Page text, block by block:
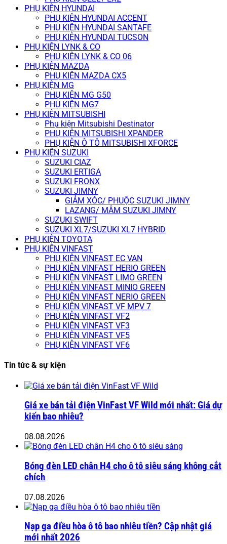
PHỤ KIỆN HYUNDAI
PHỤ KIỆN HYUNDAI ACCENT
PHỤ KIỆN HYUNDAI SANTAFE
PHỤ KIỆN HYUNDAI TUCSON
PHỤ KIỆN LYNK & CO
PHỤ KIỆN LYNK & CO 06
PHỤ KIỆN MAZDA
PHỤ KIỆN MAZDA CX5
PHỤ KIỆN MG
PHỤ KIỆN MG G50
PHỤ KIỆN MG7
PHỤ KIỆN MITSUBISHI
Phụ kiện Mitsubishi Destinator
PHỤ KIỆN MITSUBISHI XPANDER
PHỤ KIỆN Ô TÔ MITSUBISHI XFORCE
PHỤ KIỆN SUZUKI
SUZUKI CIAZ
SUZUKI ERTIGA
SUZUKI FRONX
SUZUKI JIMNY
GIẢM XÓC/ PHUỘC SUZUKI JIMNY
LAZANG/ MÂM SUZUKI JIMNY
SUZUKI SWIFT
SUZUKI XL7/SUZUKI XL7 HYBRID
PHỤ KIỆN TOYOTA
PHỤ KIỆN VINFAST
PHỤ KIỆN VINFAST EC VAN
PHỤ KIỆN VINFAST HERIO GREEN
PHỤ KIỆN VINFAST LIMO GREEN
PHỤ KIỆN VINFAST MINIO GREEN
PHỤ KIỆN VINFAST NERIO GREEN
PHỤ KIỆN VINFAST VF MPV 7
PHỤ KIỆN VINFAST VF2
PHỤ KIỆN VINFAST VF3
PHỤ KIỆN VINFAST VF5
PHỤ KIỆN VINFAST VF6
Tin tức & sự kiện
Giá xe bán tải điện VinFast VF Wild mới nhất: Giá dự
kiến bao nhiêu?
08.08.2026
Bóng đèn LED chân H4 cho ô tô siêu sáng không cắt
chích
07.08.2026
Nạp ga điều hòa ô tô bao nhiêu tiền? Cập nhật giá
mới nhất 2026